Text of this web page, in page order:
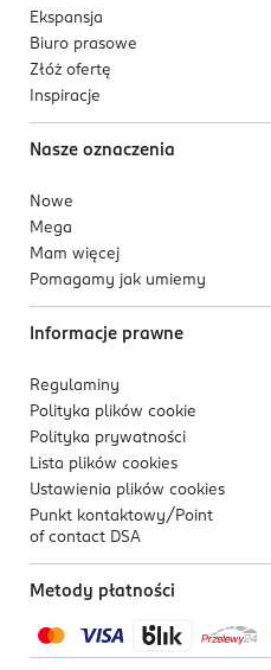
Ekspansja
Biuro prasowe
Złóż ofertę
Inspiracje
Nasze oznaczenia
Nowe
Mega
Mam więcej
Pomagamy jak umiemy
Informacje prawne
Regulaminy
Polityka plików cookie
Polityka prywatności
Lista plików cookies
Ustawienia plików cookies
Punkt kontaktowy/ Point
of contact DSA
Metody płatności